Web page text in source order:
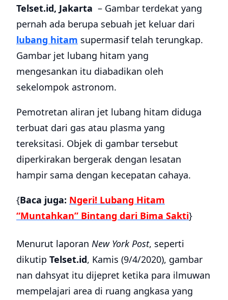
Telset.id, Jakarta – Gambar terdekat yang
pernah ada berupa sebuah jet keluar dari
lubang hitam supermasif telah terungkap.
Gambar jet lubang hitam yang
mengesankan itu diabadikan oleh
sekelompok astronom.
Pemotretan aliran jet lubang hitam diduga
terbuat dari gas atau plasma yang
tereksitasi. Objek di gambar tersebut
diperkirakan bergerak dengan lesatan
hampir sama dengan kecepatan cahaya.
{Baca juga: Ngeri! Lubang Hitam
“Muntahkan” Bintang dari Bima Sakti}
Menurut laporan New York Post, seperti
dikutip Telset.id, Kamis (9/4/2020), gambar
nan dahsyat itu dijepret ketika para ilmuwan
mempelajari area di ruang angkasa yang